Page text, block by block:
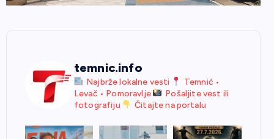
temnic.info
Najbrže lokalne vesti
Temnić •
Levač • Pomoravlje
Pošaljite vest ili
fotografiju
Čitajte na portalu